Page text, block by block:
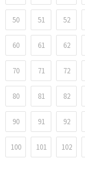
50 51 52
60 61 62
70 71 72
80 81 82
90 91 92
100 101 102